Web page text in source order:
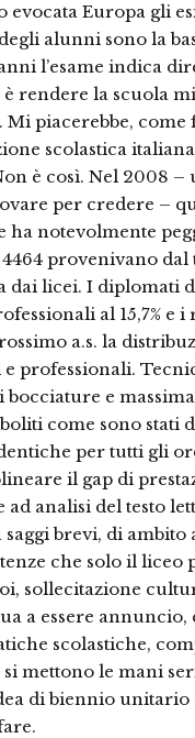
Europa gli
alunni sono la
l’esame indica
rendere la scuola
Mi piacerebbe,
scolastica
è così. Nel 2008
per credere –
ha notevolmente
provenivano
dai licei. I diplomati
al 15,7% e
a.s. la
e professionali.
e
come sono stati
per tutti gli
il gap di
analisi del testo
brevi, di
che solo il
sollecitazione
a essere annuncio,
scolastiche,
mettono le mani
di biennio unitario